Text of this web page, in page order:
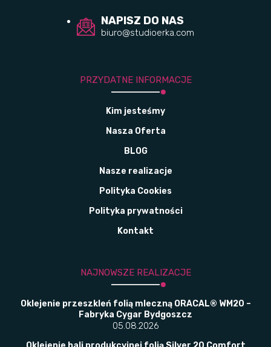
NAPISZ DO NAS
biuro@studioerka.com
PRZYDATNE INFORMACJE
Kim jesteśmy
Nasza Oferta
BLOG
Nasze realizacje
Polityka Cookies
Polityka prywatności
Kontakt
NAJNOWSZE REALIZACJE
Oklejenie przeszkleń folią mleczną ORACAL® WM20 –
Fabryka Cygar Bydgoszcz
05.08.2026